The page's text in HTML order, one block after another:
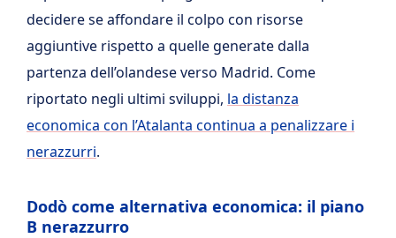
decidere se affondare il colpo con risorse
aggiuntive rispetto a quelle generate dalla
partenza dell’olandese verso Madrid. Come
riportato negli ultimi sviluppi, la distanza
economica con l’Atalanta continua a penalizzare i
nerazzurri.
Dodò come alternativa economica: il piano
B nerazzurro